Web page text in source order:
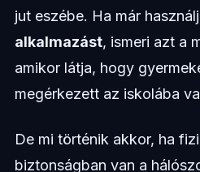
jut eszébe. Ha már
alkalmazást, ismeri azt a
amikor látja, hogy
megérkezett az iskolába
De mi történik akkor, ha
biztonságban van a